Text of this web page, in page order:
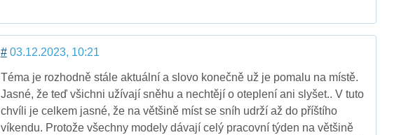
#03.12.2023, 10:21
Téma je rozhodně stále aktuální a slovo konečně už je pomalu na místě.
Jasné, že teď všichni užívají sněhu a nechtějí o oteplení ani slyšet.. V tuto
chvíli je celkem jasné, že na většině míst se sníh udrží až do příštího
víkendu. Protože všechny modely dávají celý pracovní týden na většině